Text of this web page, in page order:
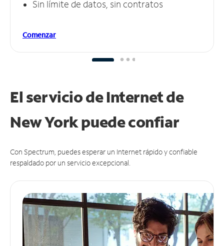
Sin límite de datos, sin contratos
Comenzar
El servicio de Internet de
New York puedeconfiar
Con Spectrum, puedes esperar un Internet rápido y confiable
respaldado por un servicio excepcional.